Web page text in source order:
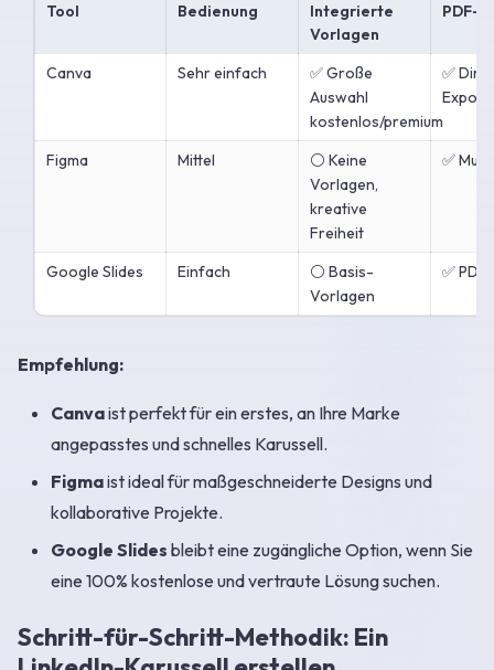
Tool Bedienung
Integrierte
Vorlagen
PDF-
Canva Sehr einfach
✅ Große
Auswahl
kostenlos/premium
✅
Export
Figma Mittel
⚪ Keine
Vorlagen,
kreative
Freiheit
✅
Google Slides Einfach
⚪ Basis-
Vorlagen
✅
Empfehlung:
Canvaist perfekt für ein erstes, an Ihre Marke
angepasstes und schnelles Karussell.
Figmaist ideal für maßgeschneiderte Designs und
kollaborative Projekte.
Google Slides bleibt eine zugängliche Option, wenn Sie
eine 100% kostenlose und vertraute Lösung suchen.
Schritt-für-Schritt-Methodik: Ein